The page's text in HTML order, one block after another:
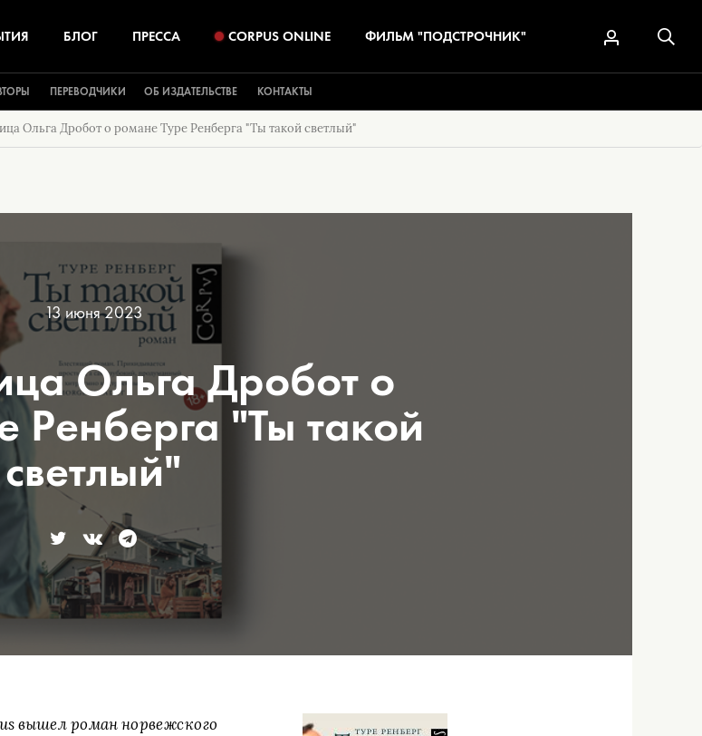
БЛОГ ПРЕССА CORPUS ONLINE ФИЛЬМ "ПОДСТРОЧНИК"
ПЕРЕВОДЧИКИ ОБ ИЗДАТЕЛЬСТВЕ КОНТАКТЫ
Ольга Дробот о романе Туре Ренберга "Ты такой светлый"
13 июня 2023
Ольга Дробот о
Ренберга "Ты такой
светлый"
вышел роман норвежского